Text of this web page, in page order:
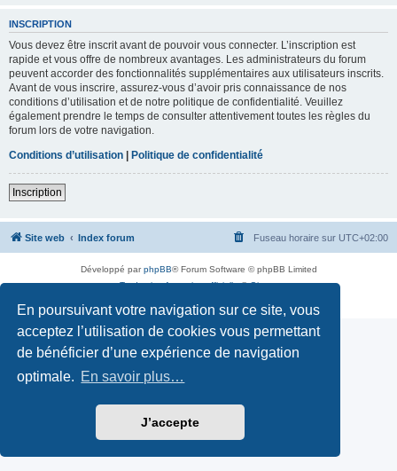
En poursuivant votre navigation sur ce site, vous
acceptez l’utilisation de cookies vous permettant
de bénéficier d’une expérience de navigation
optimale. En savoir plus…
J’accepte
INSCRIPTION
Vous devez être inscrit avant de pouvoir vous connecter. L’inscription est
rapide et vous offre de nombreux avantages. Les administrateurs du forum
peuvent accorder des fonctionnalités supplémentaires aux utilisateurs inscrits.
Avant de vous inscrire, assurez-vous d’avoir pris connaissance de nos
conditions d’utilisation et de notre politique de confidentialité. Veuillez
également prendre le temps de consulter attentivement toutes les règles du
forum lors de votre navigation.
Conditions d’utilisation | Politique de confidentialité
Inscription
Site web Index forum Fuseau horaire sur UTC+02:00
Développé parphpBB® Forum Software © phpBB Limited
Traduction française officielle©Qiaeru